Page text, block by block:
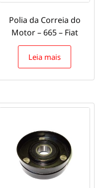
Polia da Correia do
Motor – 665 – Fiat
Leia mais